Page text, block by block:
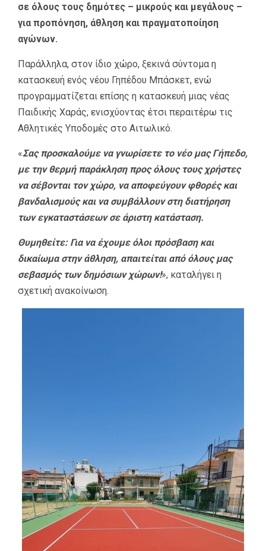
σε όλους τους δημότες – μικρούς και μεγάλους –
για προπόνηση, άθληση και πραγματοποίηση
αγώνων.
Παράλληλα, στον ίδιο χώρο, ξεκινά σύντομα η
κατασκευή ενός νέου Γηπέδου Μπάσκετ, ενώ
προγραμματίζεται επίσης η κατασκευή μιας νέας
Παιδικής Χαράς, ενισχύοντας έτσι περαιτέρω τις
Αθλητικές Υποδομές στο Αιτωλικό.
«Σας προσκαλούμε να γνωρίσετε το νέο μας Γήπεδο,
με την θερμή παράκληση προς όλους τους χρήστες
να σέβονται τον χώρο, να αποφεύγουν φθορές και
βανδαλισμούς και να συμβάλλουν στη διατήρηση
των εγκαταστάσεων σε άριστη κατάσταση.
Θυμηθείτε: Για να έχουμε όλοι πρόσβαση και
δικαίωμα στην άθληση, απαιτείται από όλους μας
σεβασμός των δημόσιων χώρων!», καταλήγει η
σχετική ανακοίνωση.